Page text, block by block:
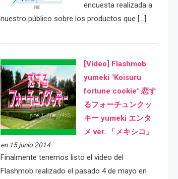
encuesta realizada a
nuestro público sobre los productos que […]
[Video] Flashmob
yumeki "Koisuru
fortune cookie" 恋す
るフォーチュンクッ
キー yumeki エンタ
メ ver. 「メキシコ」
en 15 junio 2014
Finalmente tenemos listo el video del
Flashmob realizado el pasado 4 de mayo en